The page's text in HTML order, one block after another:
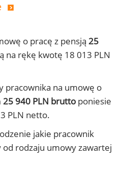
o pracę z pensją 25
na rękę kwotę 18 013 PLN
pracownika na umowę o
25 940 PLN brutto poniesie
PLN netto.
jakie pracownik
rodzaju umowy zawartej